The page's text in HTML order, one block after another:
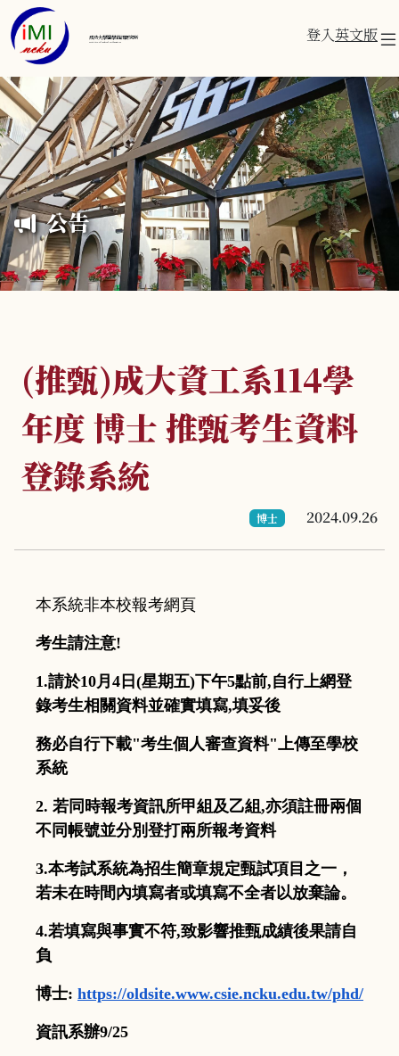
成功大學醫學資訊研究所
Institute of Medical Informatics 登入英文版
公告
(推甄)成大資工系114學
年度 博士 推甄考生資料
登錄系統
博士 2024.09.26
本系統非本校報考網頁
考生請注意!
1.請於10月 4 日 (星期五)下午5點前,自行上網登
錄考生相關資料並確實填寫,填妥後
務必自行下載"考生個人審查資料"上傳至學校
系統
2. 若同時報考資訊所甲組及乙組,亦須註冊兩個
不同帳號並分別 登打兩所報考資料
3.本考試系統為招生簡章規定甄試項目之一，
若未在時間內填寫者或填寫不全者以放棄論。
4.若填寫與事實不符,致影響推甄成績後果請自
負
博士: https://oldsite.www.csie.ncku.edu.tw/phd/
資訊系辦9/25